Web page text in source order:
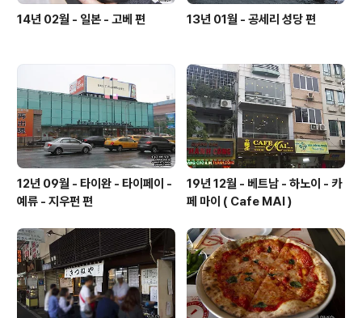
14년 02월 - 일본 - 고베 편 13년 01월 - 공세리 성당 편
12년 09월 - 타이완 - 타이페이 -
예류 - 지우펀 편
19년 12월 - 베트남 - 하노이 - 카
페 마이 ( Cafe MAI )